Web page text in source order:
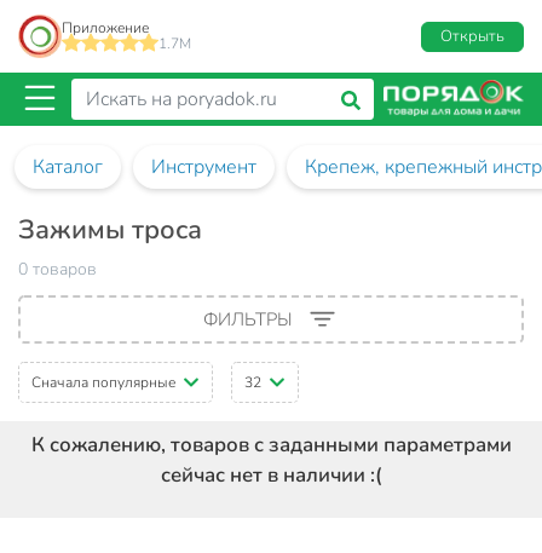
Приложение
1.7M
Открыть
Каталог Инструмент Крепеж, крепежный
Зажимы троса
0 товаров
ФИЛЬТРЫ
Сначала популярные 32
К сожалению, товаров с заданными параметрами
сейчас нет в наличии :(